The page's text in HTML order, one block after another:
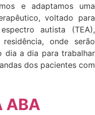
e adaptamos uma
voltado para
autista (TEA),
onde serão
dia a dia para trabalhar
dos pacientes com
ABA